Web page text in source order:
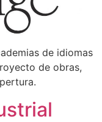
de idiomas
de obras,